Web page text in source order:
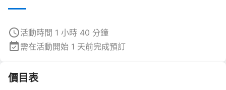
活動時間 1 小時 40 分鐘
需在活動開始 1 天前完成預訂
價目表